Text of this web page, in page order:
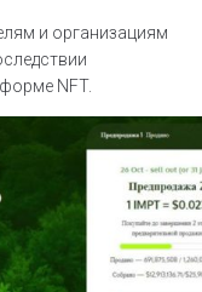
и организациям
NFT.